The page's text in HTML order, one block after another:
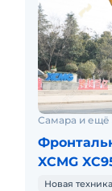
Самара и ещё
XCMG
Новая техника